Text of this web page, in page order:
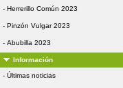
- Herrerillo Común 2023
- Pinzón Vulgar 2023
- Abubilla 2023
Información
- Últimas noticias